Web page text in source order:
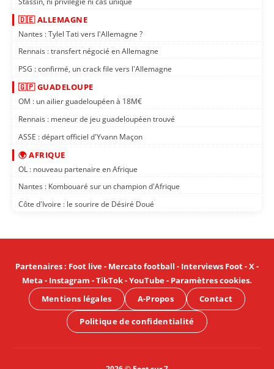
🇩🇪 ALLEMAGNE
Nantes : Tylel Tati vers l'Allemagne ?
Rennais : transfert négocié en Allemagne
PSG : confirmé, un crack file vers l'Allemagne
🇬🇵 GUADELOUPE
OM : un ailier guadeloupéen à 18M€
Rennais : meneur de jeu guadeloupéen trouvé
ASSE : départ officiel d'Yvann Maçon
🌍 AFRIQUE
OL : nouveau partenaire en Afrique
Nantes : Kombouaré sur un champion d'Afrique
Côte d'Ivoire : le sourire de Désiré Doué
Partenaires: Foot live- Mercato football - Interviews Foot-X-
Meta - Instagram -TikTok-YouTube- Paramètres cookies.
Mentions légales
A-Propos Contact
Politique de confidentialité